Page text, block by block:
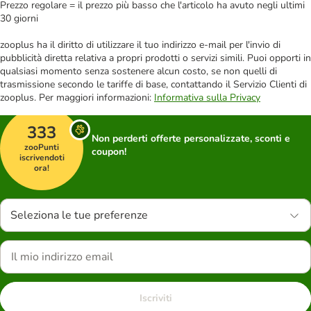
Prezzo regolare = il prezzo più basso che l'articolo ha avuto negli ultimi
30 giorni
zooplus ha il diritto di utilizzare il tuo indirizzo e-mail per l'invio di
pubblicità diretta relativa a propri prodotti o servizi simili. Puoi opporti in
qualsiasi momento senza sostenere alcun costo, se non quelli di
trasmissione secondo le tariffe di base, contattando il Servizio Clienti di
zooplus. Per maggiori informazioni: Informativa sulla Privacy
333
zooPunti
iscrivendoti
ora!
Non perderti offerte personalizzate, sconti e
coupon!
Seleziona le tue preferenze
Iscriviti